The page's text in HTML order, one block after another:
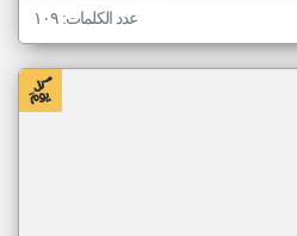
عدد الكلمات: ١٠٩